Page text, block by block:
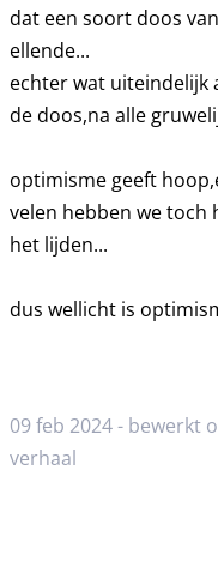
dat een soort doos
ellende...
echter wat uiteindelijk
de doos,na alle
optimisme geeft
velen hebben we toch
het lijden...
dus wellicht is
09 feb 2024 - bewerkt
verhaal